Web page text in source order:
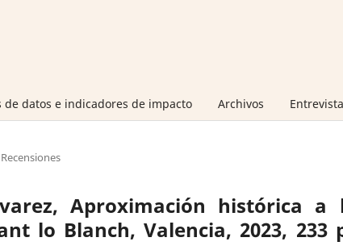
de datos e indicadores de impacto Archivos
Recensiones
Aproximación histórica a
lo Blanch, Valencia, 2023, 233